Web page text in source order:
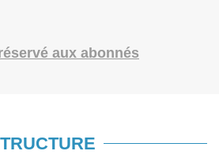
aux abonnés